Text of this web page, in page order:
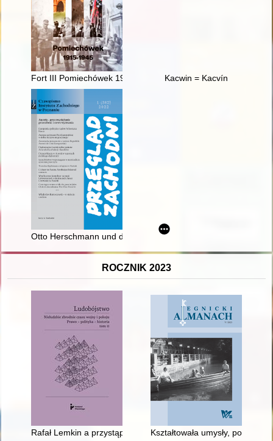
Fort III Pomiechówek 1915-1945 Kacwin = Kacvín
Otto Herschmann und die Olympische Bewegung - recenzja]
ROCZNIK 2023
Rafał Lemkin a przystąpienie Republiki Federalnej Niemiec
Kształtowała umysły,